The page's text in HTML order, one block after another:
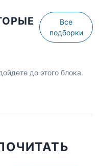
Все
подборки
до этого блока.